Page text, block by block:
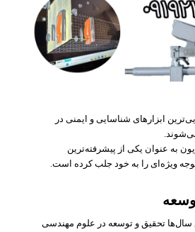
ابزارهای شناسایی و ایمنی در
به عنوان یکی از پیشرفته‌ترین
ویژه‌ای را به خود جلب کرده است.
سال‌ها تحقیق و توسعه در علوم مهندسی